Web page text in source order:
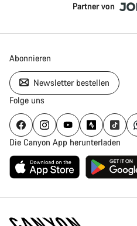
Partner von
Abonnieren
Newsletter bestellen
Folge uns
Die Canyon App herunterladen